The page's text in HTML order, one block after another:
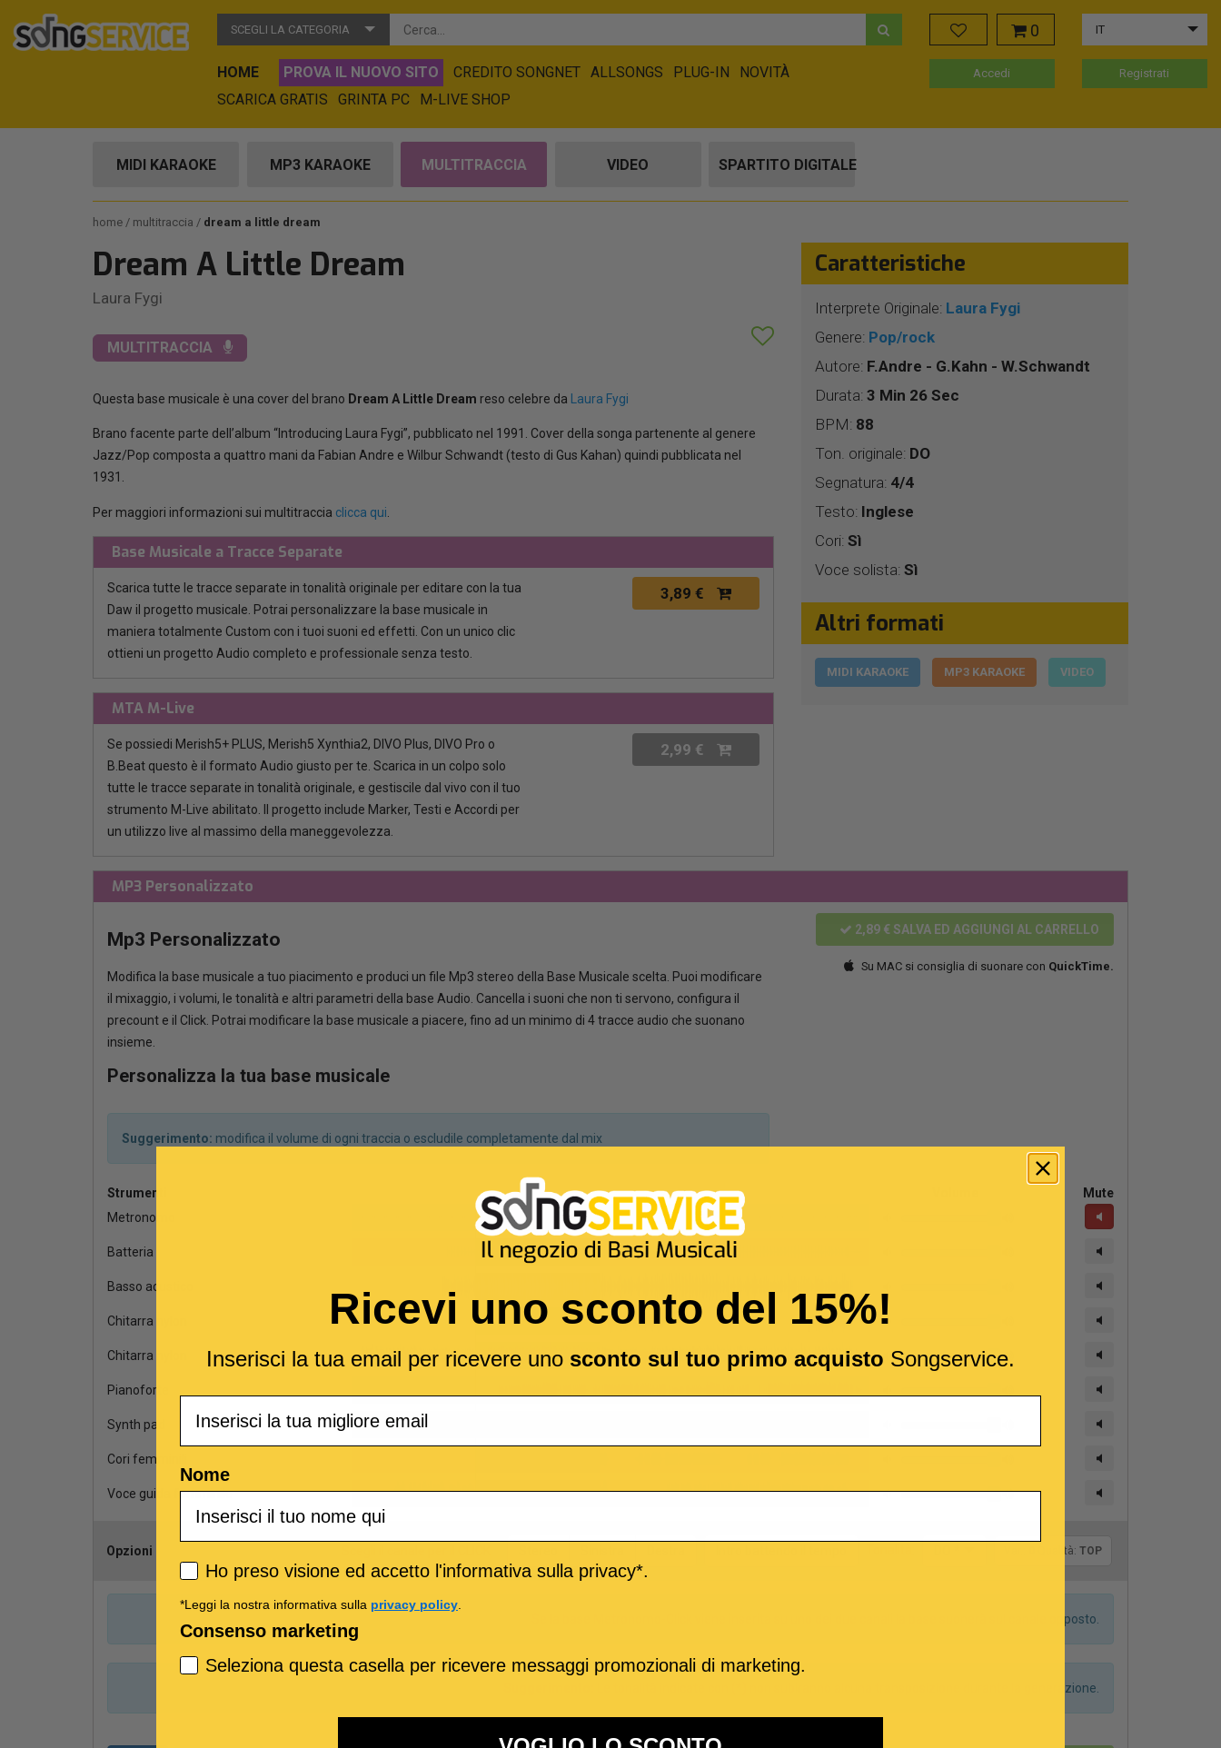
SCEGLI LA CATEGORIA
HOME PROVA IL NUOVO SITO CREDITO SONGNET ALLSONGS PLUG-IN
NOVITÀ
SCARICA GRATIS
GRINTA PC M-LIVE SHOP
0 IT
Accedi Registrati
MIDI KARAOKE MP3 KARAOKE MULTITRACCIA VIDEO SPARTITO DIGITALE
home multitraccia dream a little dream
Dream A Little Dream
Laura Fygi
MULTITRACCIA
Questa base musicale è una cover del brano Dream A Little Dream reso celebre da Laura Fygi
Brano facente parte dell’album “Introducing Laura Fygi”, pubblicato nel 1991. Cover della songa partenente al genere
Jazz/Pop composta a quattro mani da Fabian Andre e Wilbur Schwandt (testo di Gus Kahan) quindi pubblicata nel
1931.
Per maggiori informazioni sui multitraccia clicca qui
Base Musicale a Tracce Separate
Scarica tutte le tracce separate in tonalità originale per editare con la tua
Daw il progetto musicale. Potrai personalizzare la base musicale in
maniera totalmente Custom con i tuoi suoni ed effetti. Con un unico clic
ottieni un progetto Audio completo e professionale senza testo.
3,89 €
MTA M-Live
Se possiedi Merish5+ PLUS, Merish5 Xynthia2, DIVO Plus, DIVO Pro o
B.Beat questo è il formato Audio giusto per te. Scarica in un colpo solo
tutte le tracce separate in tonalità originale, e gestiscile dal vivo con il tuo
strumento M-Live abilitato. Il progetto include Marker, Testi e Accordi per
un utilizzo live al massimo della maneggevolezza.
2,99 €
Caratteristiche
Interprete Originale: Laura Fygi
Genere: Pop/rock
Autore: F.Andre - G.Kahn - W.Schwandt
Durata: 3 Min 26 Sec
BPM: 88
Ton. originale: DO
Segnatura: 4/4
Testo: Inglese
Cori: Sì
Voce solista: Sì
Altri formati
MIDI KARAOKE MP3 KARAOKE VIDEO
MP3 Personalizzato
Mp3 Personalizzato
Modifica la base musicale a tuo piacimento e produci un file Mp3 stereo della Base Musicale scelta. Puoi modificare
il mixaggio, i volumi, le tonalità e altri parametri della base Audio. Cancella i suoni che non ti servono, configura il
precount e il Click. Potrai modificare la base musicale a piacere, fino ad un minimo di 4 tracce audio che suonano
insieme.
2,89 €SALVA ED AGGIUNGI AL CARRELLO
Su MAC si consiglia di suonare con QuickTime.
Personalizza la tua base musicale
Suggerimento: modifica il volume di ogni traccia o escludile completamente dal mix
Strumenti
Mute
Metronomo
Batteria
Basso acustico
Chitarra nylon
Chitarra nylon
Pianoforte
Synth pad
Cori femminili
Voce guida femminile
Opzioni Qualità: TOP
Se la base Metronomo-Click viene inserita su uno dei due canali la base suonerà sul canale opposto.
Le tonalità indicate con (*) non subiranno alcuna transposizione durante la generazione.
Ricevi uno sconto del 15%!
Inserisci la tua email per ricevere uno sconto sul tuo primo acquisto Songservice.
Nome
Privacy policy
Ho preso visione ed accetto l'informativa sulla privacy*.
*Leggi la nostra informativa sulla privacy policy.
Consenso marketing
Seleziona questa casella per ricevere messaggi promozionali di marketing.